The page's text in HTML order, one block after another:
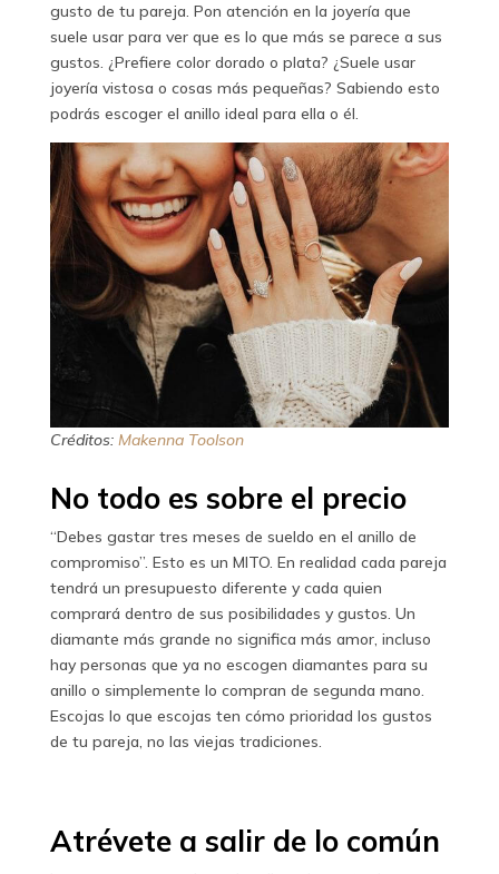
gusto de tu pareja. Pon atención en la joyería que
suele usar para ver que es lo que más se parece a sus
gustos. ¿Prefiere color dorado o plata? ¿Suele usar
joyería vistosa o cosas más pequeñas? Sabiendo esto
podrás escoger el anillo ideal para ella o él.
Créditos: Makenna Toolson
No todo es sobre el precio
“Debes gastar tres meses de sueldo en el anillo de
compromiso”. Esto es un MITO. En realidad cada pareja
tendrá un presupuesto diferente y cada quien
comprará dentro de sus posibilidades y gustos. Un
diamante más grande no significa más amor, incluso
hay personas que ya no escogen diamantes para su
anillo o simplemente lo compran de segunda mano.
Escojas lo que escojas ten cómo prioridad los gustos
de tu pareja, no las viejas tradiciones.
Atrévete a salir de lo común